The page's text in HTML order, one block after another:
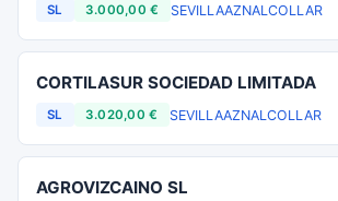
SL 3.000,00 € SEVILLAAZNALCOLLAR
CORTILASUR SOCIEDAD LIMITADA
SL 3.020,00 € SEVILLAAZNALCOLLAR
AGROVIZCAINO SL